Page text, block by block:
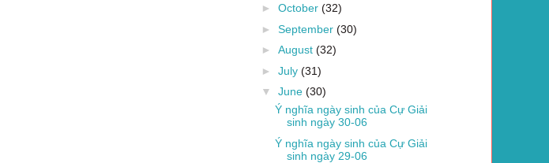
► October (32)
► September (30)
► August (32)
► July (31)
▼ June (30)
Ý nghĩa ngày sinh của Cự Giải
sinh ngày 30-06
Ý nghĩa ngày sinh của Cự Giải
sinh ngày 29-06